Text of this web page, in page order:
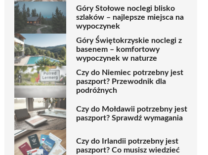
Góry Stołowe noclegi blisko
szlaków – najlepsze miejsca na
wypoczynek
Góry Świętokrzyskie noclegi z
basenem – komfortowy
wypoczynek w naturze
Czy do Niemiec potrzebny jest
paszport? Przewodnik dla
podróżnych
Czy do Mołdawii potrzebny jest
paszport? Sprawdź wymagania
Czy do Irlandii potrzebny jest
paszport? Co musisz wiedzieć